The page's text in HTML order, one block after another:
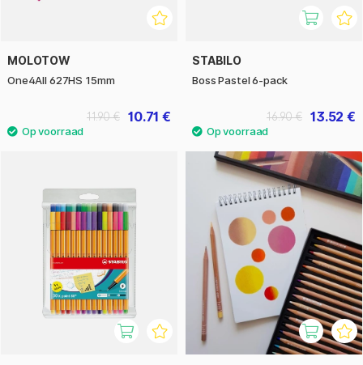
MOLOTOW
One4All 627HS 15mm
10.71 €
11.90 €
STABILO
Boss Pastel 6-pack
13.52 €
16.90 €